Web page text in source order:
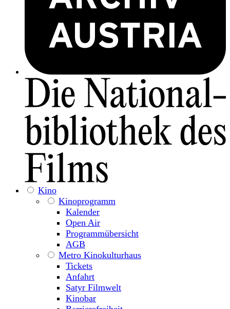
Kino
Kinoprogramm
Kalender
Open Air
Programmübersicht
AGB
Metro Kinokulturhaus
Tickets
Anfahrt
Satyr Filmwelt
Kinobar